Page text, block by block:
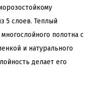
5 слоев. Теплый
полотна с
и натурального
делает его